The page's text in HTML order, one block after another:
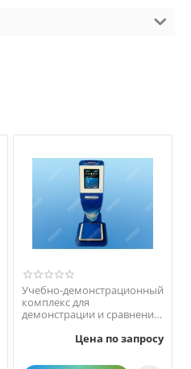
Учебно-демонстрационный
комплекс для
демонстрации и сравнения
гравитационных свойств
объектов
Цена по запросу